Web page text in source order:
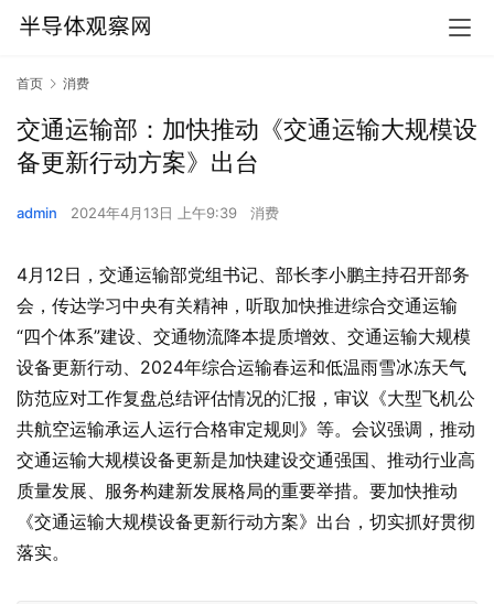
首页 消费
交通运输部：加快推动《交通运输大规模设
备更新行动方案》出台
admin 2024年4月13日 上午9:39 消费
4月12日，交通运输部党组书记、部长李小鹏主持召开部务
会，传达学习中央有关精神，听取加快推进综合交通运输
“四个体系”建设、交通物流降本提质增效、交通运输大规模
设备更新行动、2024年综合运输春运和低温雨雪冰冻天气
防范应对工作复盘总结评估情况的汇报，审议《大型飞机公
共航空运输承运人运行合格审定规则》等。会议强调，推动
交通运输大规模设备更新是加快建设交通强国、推动行业高
质量发展、服务构建新发展格局的重要举措。要加快推动
《交通运输大规模设备更新行动方案》出台，切实抓好贯彻
落实。